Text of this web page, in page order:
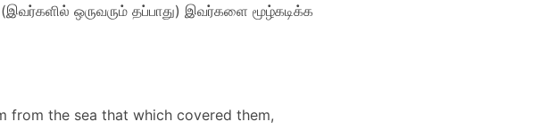
ஒருவரும் தப்பாது) இவர்களை மூழ்கடிக்க
from the sea that which covered them,